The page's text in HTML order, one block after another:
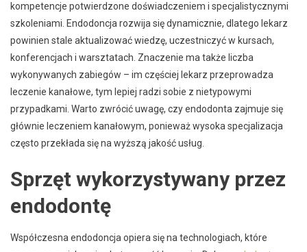
kompetencje potwierdzone doświadczeniem i specjalistycznymi
szkoleniami. Endodoncja rozwija się dynamicznie, dlatego lekarz
powinien stale aktualizować wiedzę, uczestniczyć w kursach,
konferencjach i warsztatach. Znaczenie ma także liczba
wykonywanych zabiegów – im częściej lekarz przeprowadza
leczenie kanałowe, tym lepiej radzi sobie z nietypowymi
przypadkami. Warto zwrócić uwagę, czy endodonta zajmuje się
głównie leczeniem kanałowym, ponieważ wysoka specjalizacja
często przekłada się na wyższą jakość usług.
Sprzęt wykorzystywany przez
endodontę
Współczesna endodoncja opiera się na technologiach, które